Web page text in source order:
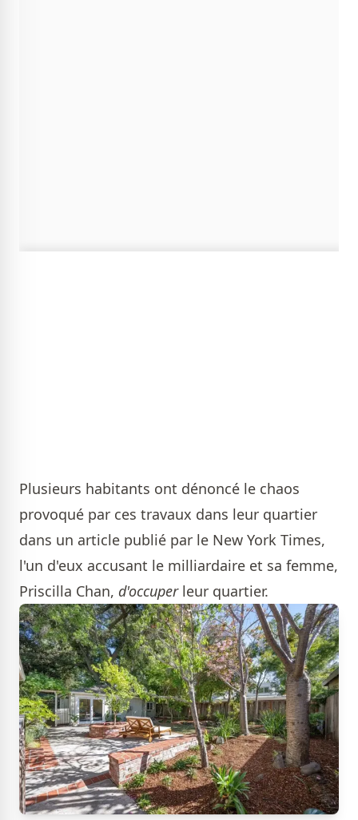
Plusieurs habitants ont dénoncé le chaos
provoqué par ces travaux dans leur quartier
dans un article publié par le New York Times,
l'un d'eux accusant le milliardaire et sa femme,
Priscilla Chan, d'occuperleur quartier.